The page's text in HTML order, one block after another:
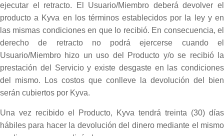
ejecutar el retracto. El Usuario/Miembro deberá devolver el
producto a Kyva en los términos establecidos por la ley y en
las mismas condiciones en que lo recibió. En consecuencia, el
derecho de retracto no podrá ejercerse cuando el
Usuario/Miembro hizo un uso del Producto y/o se recibió la
prestación del Servicio y existe desgaste en las condiciones
del mismo. Los costos que conlleve la devolución del bien
serán cubiertos por Kyva.
Una vez recibido el Producto, Kyva tendrá treinta (30) días
hábiles para hacer la devolución del dinero mediante el mismo